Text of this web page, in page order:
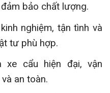
bảo chất lượng.
nghiệm, tận tình và
tư phù hợp.
xe cẩu hiện đại, vận
an toàn.